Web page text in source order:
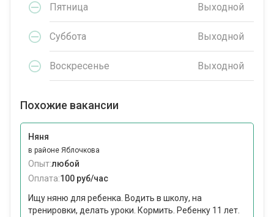
Пятница Выходной
Суббота Выходной
Воскресенье Выходной
Похожие вакансии
Няня
в районе Яблочкова
Опыт:любой
Оплата:100 руб/час
Ищу няню для ребенка. Водить в школу, на
тренировки, делать уроки. Кормить. Ребенку 11 лет.